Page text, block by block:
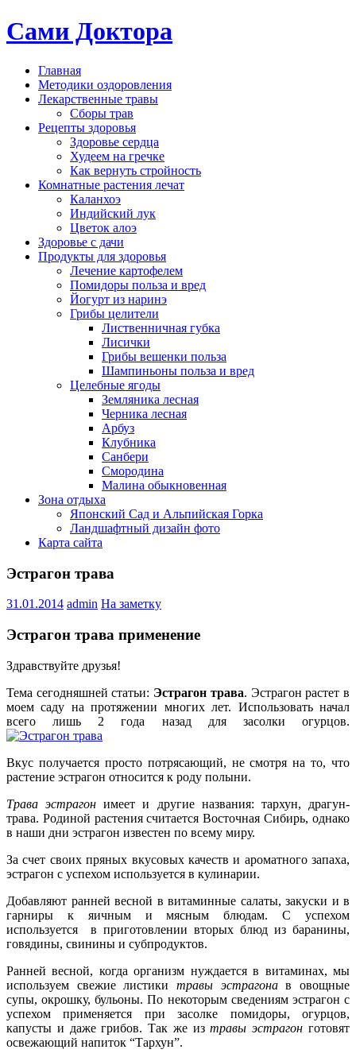
Сами Доктора
Главная
Методики оздоровления
Лекарственные травы
Сборы трав
Рецепты здоровья
Здоровье сердца
Худеем на гречке
Как вернуть стройность
Комнатные растения лечат
Каланхоэ
Индийский лук
Цветок алоэ
Здоровье с дачи
Продукты для здоровья
Лечение картофелем
Помидоры польза и вред
Йогурт из наринэ
Грибы целители
Лиственничная губка
Лисички
Грибы вешенки польза
Шампиньоны польза и вред
Целебные ягоды
Земляника лесная
Черника лесная
Арбуз
Клубника
Санбери
Смородина
Малина обыкновенная
Зона отдыха
Японский Сад и Альпийская Горка
Ландшафтный дизайн фото
Карта сайта
Эстрагон трава
31.01.2014 admin На заметку
Эстрагон трава применение
Здравствуйте друзья!
Тема сегодняшней статьи: Эстрагон трава. Эстрагон растет в
моем саду на протяжении многих лет. Использовать начал
всего лишь 2 года назад для засолки огурцов.
Вкус получается просто потрясающий, не смотря на то, что
растение эстрагон относится к роду полыни.
Трава эстрагон имеет и другие названия: тархун, драгун-
трава. Родиной растения считается Восточная Сибирь, однако
в наши дни эстрагон известен по всему миру.
За счет своих пряных вкусовых качеств и ароматного запаха,
эстрагон с успехом используется в кулинарии.
Добавляют ранней весной в витаминные салаты, закуски и в
гарниры к яичным и мясным блюдам. С успехом
используется в приготовлении вторых блюд из баранины,
говядины, свинины и субпродуктов.
Ранней весной, когда организм нуждается в витаминах, мы
используем свежие листики травы эстрагонав овощные
супы, окрошку, бульоны. По некоторым сведениям эстрагон с
успехом применяется при засолке помидоры, огурцов,
капусты и даже грибов. Так же изтравы эстрагон готовят
освежающий напиток “Тархун”.